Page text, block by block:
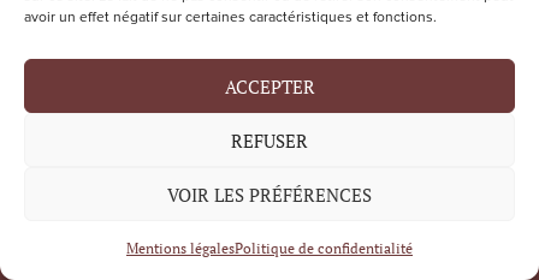
avoir un effet négatif sur certaines caractéristiques et fonctions.
ACCEPTER
REFUSER
VOIR LES PRÉFÉRENCES
Mentions légalesPolitique de confidentialité
Boutique ouverte du lundi au vendredi
de 7h à 18h
samedi 21 mars, 28 mars et 4 avril de
de 9h30 à 15h.
75 Rue du Docuteur Louis Destre